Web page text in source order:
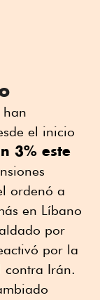
han
el inicio
3% este
ordenó a
en Líbano
por
por la
contra Irán.